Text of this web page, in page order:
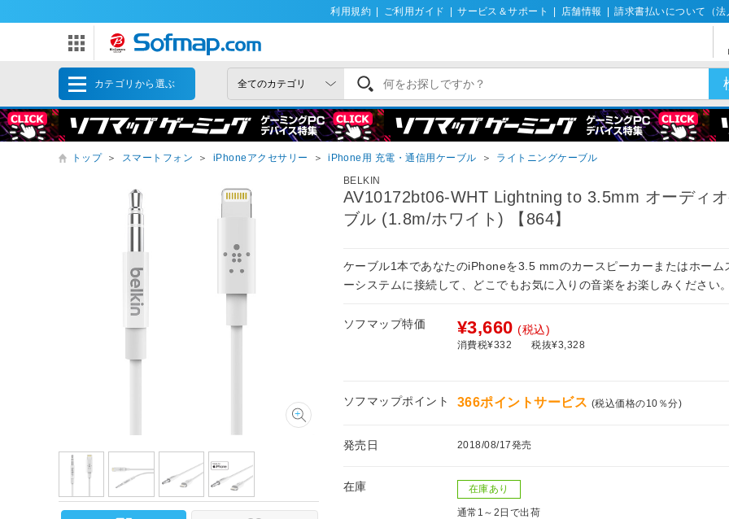
利用規約 ご利用ガイド サービス＆サポート 店舗情報 請求書払いについて（法
カテゴリから選ぶ
トップ ＞ スマートフォン ＞ iPhoneアクセサリー ＞ iPhone用 充電・通信用ケーブル ＞
ライトニングケーブル
BELKIN
AV10172bt06-WHT Lightning to 3.5mm オーディ
ブル (1.8m/ホワイト) 【864】
ケーブル1本であなたのiPhoneを3.5 mmのカースピーカーまたはホーム
ーシステムに接続して、どこでもお気に入りの音楽をお楽しみください。
ソフマップ特価 ¥3,660 (税込)
消費税¥332 税抜¥3,328
ソフマップポイント 366ポイントサービス (税込価格の10％分)
発売日 2018/08/17発売
在庫 在庫あり
通常1～2日で出荷